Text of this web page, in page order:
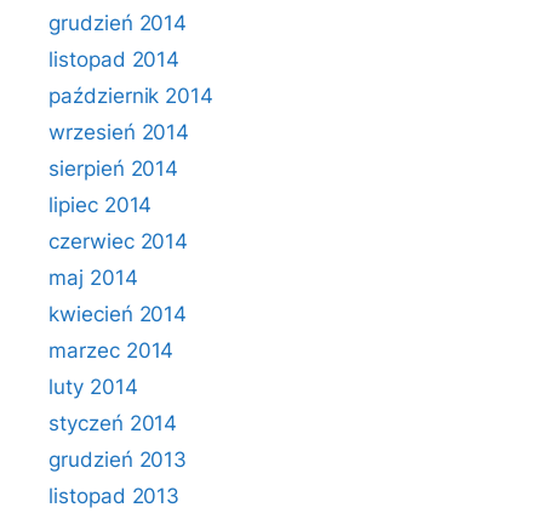
grudzień 2014
listopad 2014
październik 2014
wrzesień 2014
sierpień 2014
lipiec 2014
czerwiec 2014
maj 2014
kwiecień 2014
marzec 2014
luty 2014
styczeń 2014
grudzień 2013
listopad 2013